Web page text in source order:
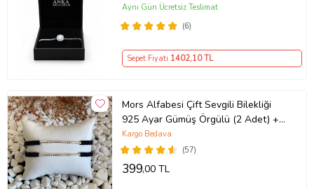
(6)
Aynı Gün Ücretsiz Teslimat
Sepet Fiyatı 1402,10 TL
Mors Alfabesi Çift Sevgili Bilekliği
925 Ayar Gümüş Örgülü (2 Adet) +
1 Adet Hediye Bileklik
(57)
Kargo Bedava
399,00 TL